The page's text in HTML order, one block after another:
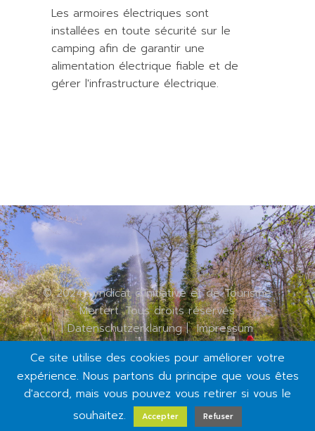
Les armoires électriques sont
installées en toute sécurité sur le
camping afin de garantir une
alimentation électrique fiable et de
gérer l'infrastructure électrique.
© 2024 Syndicat d'Initiative et de Tourisme
Mertert. Tous droits réservés
|Datenschutzerklärung|Impressum
Ce site utilise des cookies pour améliorer votre
expérience. Nous partons du principe que vous êtes
d'accord, mais vous pouvez vous retirer si vous le
souhaitez.
Accepter Refuser